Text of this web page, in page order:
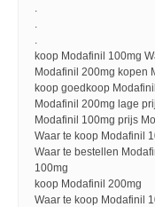
.
.
.
koop Modafinil 100mg
Modafinil 200mg kopen
koop goedkoop
Modafinil 200mg lage
Modafinil 100mg prijs
Waar te koop Modafinil
Waar te bestellen
100mg
koop Modafinil 200mg
Waar te koop Modafinil